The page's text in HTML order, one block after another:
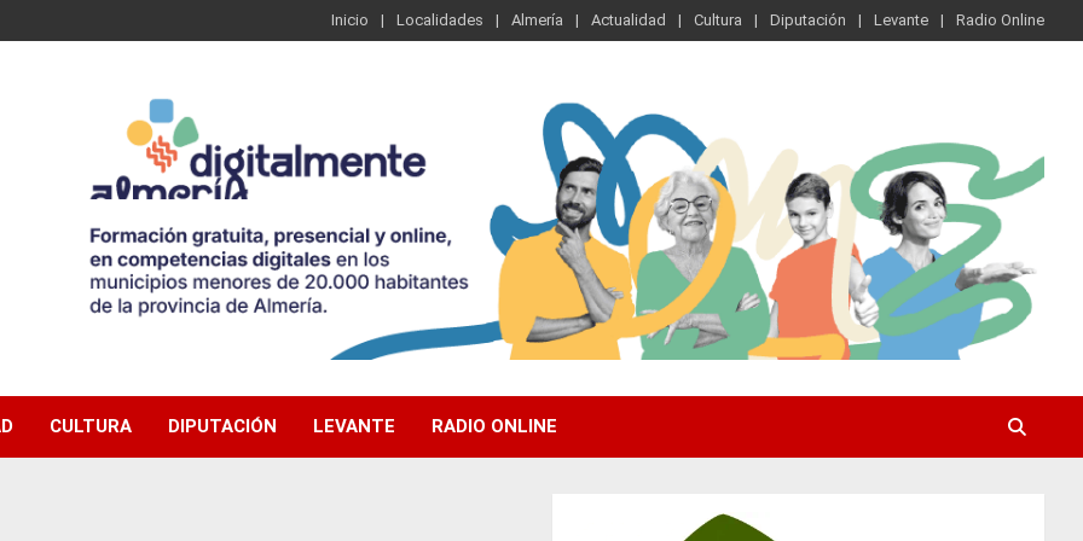
Inicio Localidades Almería Actualidad Cultura Diputación Levante Radio Online
CULTURA DIPUTACIÓN LEVANTE RADIO ONLINE